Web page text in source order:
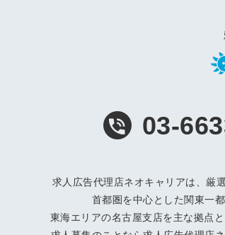
03-
求人広告代理店ネオキャリアは、厳
首都圏を中心とした関東一
東海エリアの名古屋支店を主な拠点